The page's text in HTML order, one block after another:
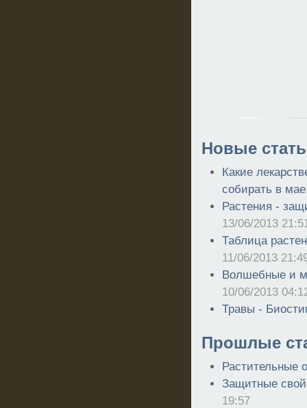
Новые
Какие
собирать в
Растения -
13/06/2013
Таблица
11/06/2013
Волшебные и
10/06/2013
Травы -
Прошлые
Растительные
Защитные
19:57